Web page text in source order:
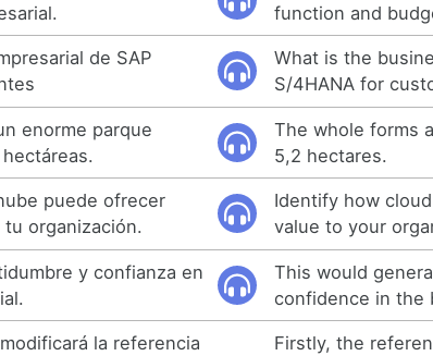
function and
de SAP
What is the
S/4HANA for
enorme parque
The whole forms
5,2 hectares.
puede ofrecer
tu organización.
Identify how
value to your
y confianza en
This would
confidence in the
la referencia
Firstly, the